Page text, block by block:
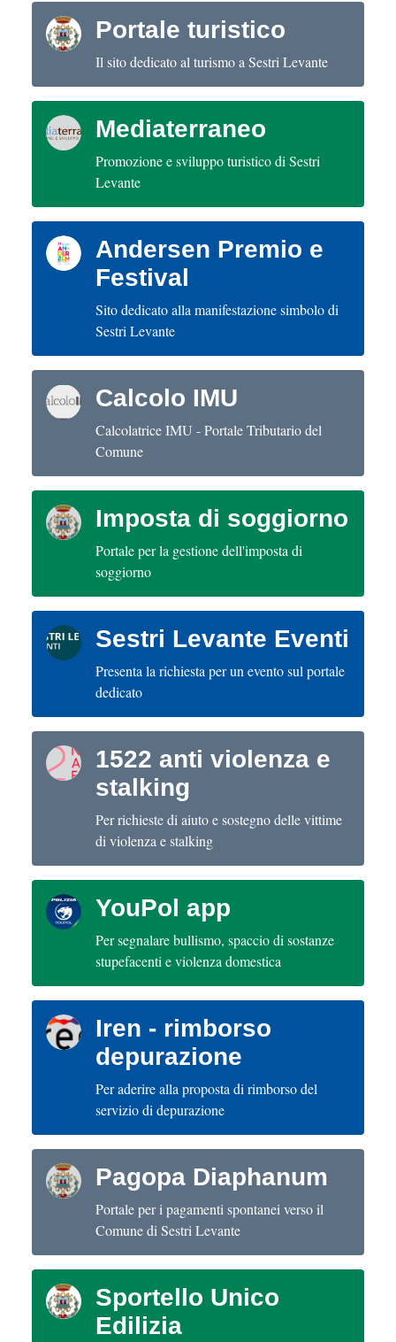
Portale turistico
Il sito dedicato al turismo a Sestri Levante
Mediaterraneo
Promozione e sviluppo turistico di Sestri
Levante
Andersen Premio e
Festival
Sito dedicato alla manifestazione simbolo di
Sestri Levante
Calcolo IMU
Calcolatrice IMU - Portale Tributario del
Comune
Imposta di soggiorno
Portale per la gestione dell'imposta di
soggiorno
Sestri Levante Eventi
Presenta la richiesta per un evento sul portale
dedicato
1522 anti violenza e
stalking
Per richieste di aiuto e sostegno delle vittime
di violenza e stalking
YouPol app
Per segnalare bullismo, spaccio di sostanze
stupefacenti e violenza domestica
Iren - rimborso
depurazione
Per aderire alla proposta di rimborso del
servizio di depurazione
Pagopa Diaphanum
Portale per i pagamenti spontanei verso il
Comune di Sestri Levante
Sportello Unico
Edilizia